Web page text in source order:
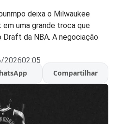
deixa o Milwaukee
em uma grande troca que
da NBA. A negociação
202602:05
Compartilhar